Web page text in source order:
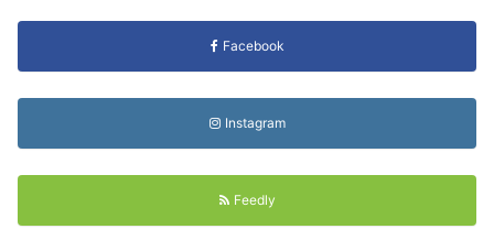
Facebook
Instagram
Feedly